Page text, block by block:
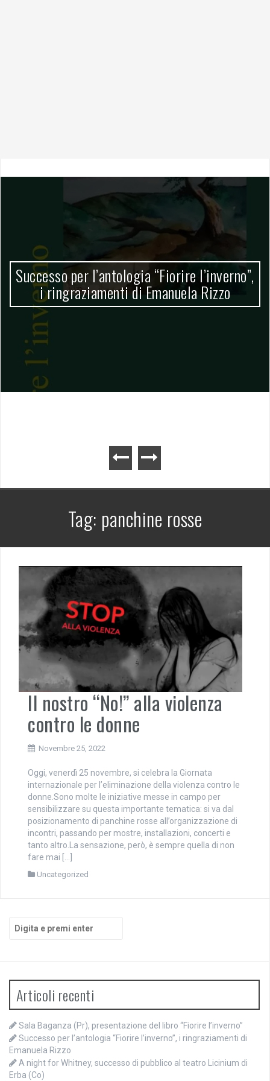
Successo per l’antologia “Fiorire l’inverno”,
i ringraziamenti di Emanuela Rizzo
Tag: panchine rosse
Il nostro “No!” alla violenza
contro le donne
Novembre 25, 2022
Oggi, venerdì 25 novembre, si celebra la Giornata
internazionale per l’eliminazione della violenza contro le
donne.Sono molte le iniziative messe in campo per
sensibilizzare su questa importante tematica: si va dal
posizionamento di panchine rosse all’organizzazione di
incontri, passando per mostre, installazioni, concerti e
tanto altro.La sensazione, però, è sempre quella di non
fare mai […]
Uncategorized
Articoli recenti
Sala Baganza (Pr), presentazione del libro “Fiorire l’inverno”
Successo per l’antologia “Fiorire l’inverno”, i ringraziamenti di
Emanuela Rizzo
A night for Whitney, successo di pubblico al teatro Licinium di
Erba (Co)